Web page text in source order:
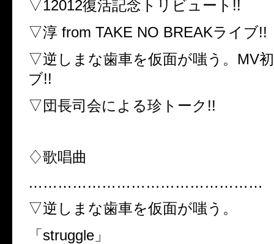
▽12012復活記念トリビュート!!
▽淳 from TAKE NO BREAKライブ!!
▽逆しまな歯車を仮面が嗤う。MV
ブ!!
▽団長司会による珍トーク!!
♢歌唱曲
…………………………………………
▽逆しまな歯車を仮面が嗤う。
「struggle」